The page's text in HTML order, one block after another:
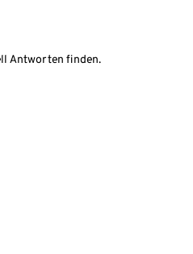
Antworten finden.